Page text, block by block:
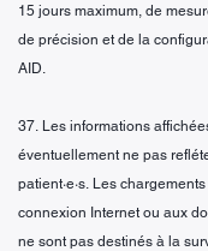
15 jours maximum, de
de précision et de la
AID.
37. Les informations
éventuellement ne pas
patient·e·s. Les
connexion Internet ou aux
ne sont pas destinés à la